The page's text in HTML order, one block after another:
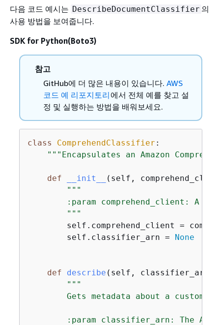
다음 코드 예시는 DescribeDocumentClassifier 의
사용 방법을 보여줍니다.
SDK for Python(Boto3)
참고
GitHub에 더 많은 내용이 있습니다. AWS
코드 예 리포지토리 에서 전체 예를 찾고 설
정 및 실행하는 방법을 배워보세요.
class ComprehendClassifier :
"""Encapsulates an Amazon
def __init__ ( self,
"""
:param comprehend_client: A
        """
self.comprehend_client =
        self.classifier_arn =
None
def describe ( self, classifier_arn=
"""
Gets metadata about a custom
:param classifier_arn: The ARN